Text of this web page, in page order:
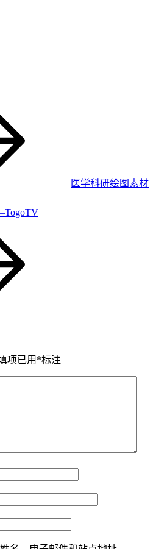
医学科研绘图素材
项已用 *标注